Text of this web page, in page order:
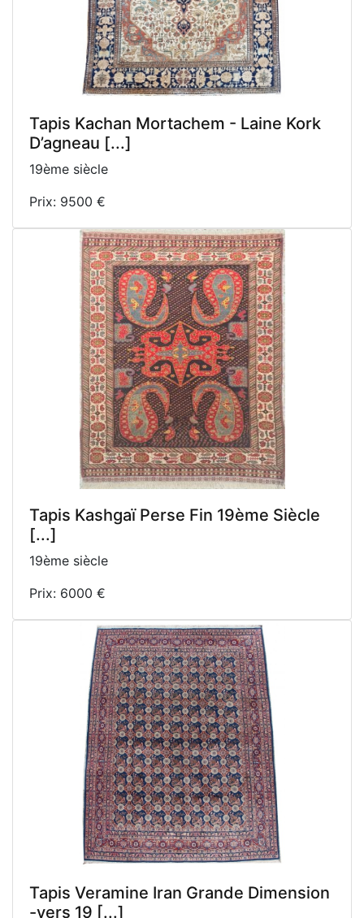
Tapis Kachan Mortachem - Laine Kork
D’agneau [...]
19ème siècle
Prix: 9500 €
Tapis Kashgaï Perse Fin 19ème Siècle
[...]
19ème siècle
Prix: 6000 €
Tapis Veramine Iran Grande Dimension
-vers 19 [...]